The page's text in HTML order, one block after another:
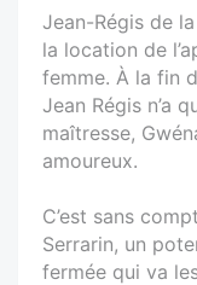
Jean-Régis de
la location de
femme. À la fin
Jean Régis n’a
maîtresse,
amoureux.
C’est sans
Serrarin, un
fermée qui va